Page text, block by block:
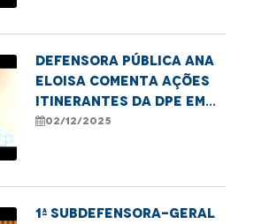
Defensora pública Ana
Eloisa comenta ações
itinerantes da DPE em
Imperatriz
02/12/2025
1ª subdefensora-geral